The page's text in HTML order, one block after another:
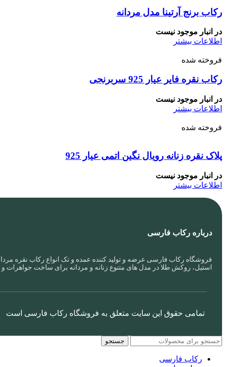
رکاب برنج آرتینا مدل مردانه
در انبار موجود نیست
اطلاعات بیشتر
فروخته شده
رکاب نقره فایر عیار 925 سربرنجی
در انبار موجود نیست
اطلاعات بیشتر
فروخته شده
پلاک نقره زنانه رویال نگین اتمی عیار 925
در انبار موجود نیست
اطلاعات بیشتر
درباره رکاب فارسی
فروشگاه رکاب فارسی عرضه و تولید کننده عمده و تک انواع رکاب نقره
استیل، روکش طلا در مدل های متنوع زنانه و مردانه برای ساخت جواهرات
تمامی حقوق این سایت متعلق به فروشگاه رکاب فارسی است
جستجو
رکاب فارسی